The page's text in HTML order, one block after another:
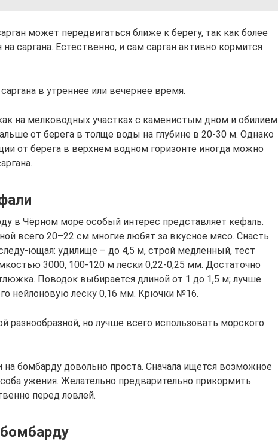
может передвигаться ближе к берегу, так как более
саргана. Естественно, и сам сарган активно кормится
в утреннее или вечернее время.
на мелководных участках с каменистым дном и обилием
от берега в толще воды на глубине в 20-30 м. Однако
от берега в верхнем водном горизонте иногда можно
в Чёрном море особый интерес представляет кефаль.
всего 20–22 см многие любят за вкусное мясо. Снасть
ющая: удилище – до 4,5 м, строй медленный, тест
3000, 100-120 м лески 0,22-0,25 мм. Достаточно
Поводок выбирается длиной от 1 до 1,5 м; лучше
нейлоновую леску 0,16 мм. Крючки №16.
но лучше всего использовать морского
на бомбарду довольно проста. Сначала ищется возможное
ужения. Желательно предварительно прикормить
перед ловлей.